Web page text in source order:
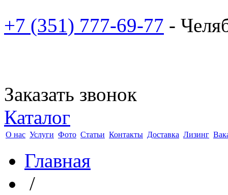
+7 (351) 777-69-77 -
Заказать звонок
Каталог
О нас Услуги Фото Статьи Контакты Доставка Лизинг
Главная
/